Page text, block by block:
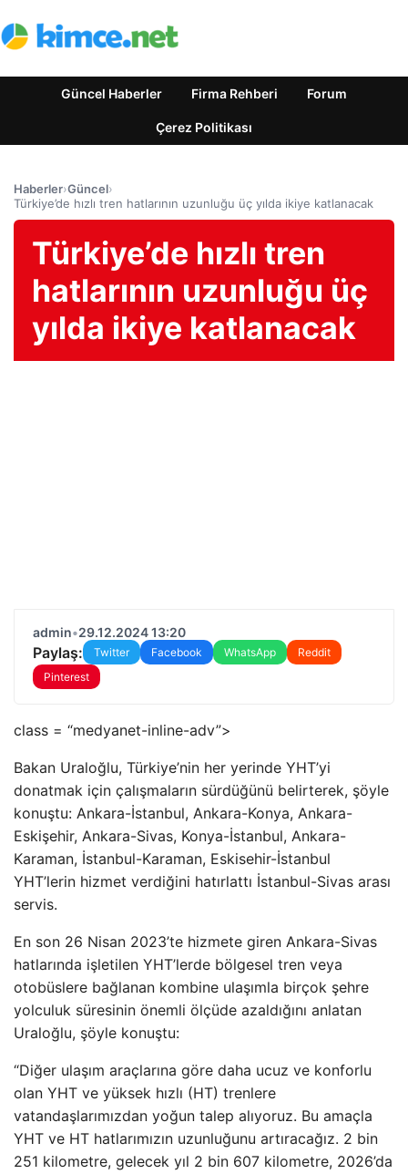
Güncel Haberler Firma Rehberi Forum
Çerez Politikası
Haberler›Güncel›
Türkiye’de hızlı tren hatlarının uzunluğu üç yılda ikiye katlanacak
Türkiye’de hızlı tren
hatlarının uzunluğu üç
yılda ikiye katlanacak
admin•29.12.2024 13:20
Paylaş: Twitter Facebook WhatsApp
Reddit
Pinterest
class = “medyanet-inline-adv”>
Bakan Uraloğlu, Türkiye’nin her yerinde YHT’yi
donatmak için çalışmaların sürdüğünü belirterek, şöyle
konuştu: Ankara-İstanbul, Ankara-Konya, Ankara-
Eskişehir, Ankara-Sivas, Konya-İstanbul, Ankara-
Karaman, İstanbul-Karaman, Eskisehir-İstanbul
YHT’lerin hizmet verdiğini hatırlattı İstanbul-Sivas arası
servis.
En son 26 Nisan 2023’te hizmete giren Ankara-Sivas
hatlarında işletilen YHT’lerde bölgesel tren veya
otobüslere bağlanan kombine ulaşımla birçok şehre
yolculuk süresinin önemli ölçüde azaldığını anlatan
Uraloğlu, şöyle konuştu:
“Diğer ulaşım araçlarına göre daha ucuz ve konforlu
olan YHT ve yüksek hızlı (HT) trenlere
vatandaşlarımızdan yoğun talep alıyoruz. Bu amaçla
YHT ve HT hatlarımızın uzunluğunu artıracağız. 2 bin
251 kilometre, gelecek yıl 2 bin 607 kilometre, 2026’da